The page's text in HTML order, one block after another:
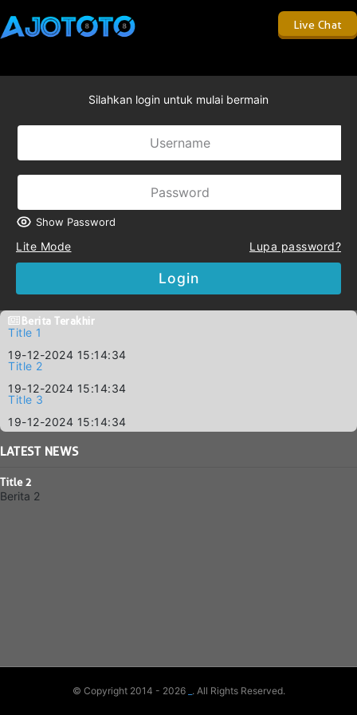
Live Chat
Silahkan login untuk mulai bermain
Show Password
Lite Mode Lupa password?
Login
Berita Terakhir
Title 1
19-12-2024 15:14:34
Title 2
19-12-2024 15:14:34
Title 3
19-12-2024 15:14:34
LATESTNEWS
Title 2
Berita 2
© Copyright 2014 - 2026 . All Rights Reserved.